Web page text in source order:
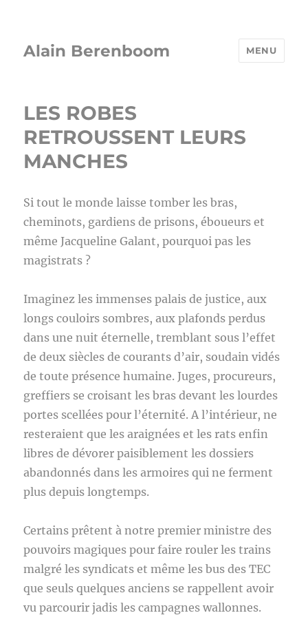
Alain Berenboom MENU
LES ROBES
RETROUSSENT LEURS
MANCHES
Si tout le monde laisse tomber les bras,
cheminots, gardiens de prisons, éboueurs et
même Jacqueline Galant, pourquoi pas les
magistrats ?
Imaginez les immenses palais de justice, aux
longs couloirs sombres, aux plafonds perdus
dans une nuit éternelle, tremblant sous l’effet
de deux siècles de courants d’air, soudain vidés
de toute présence humaine. Juges, procureurs,
greffiers se croisant les bras devant les lourdes
portes scellées pour l’éternité. A l’intérieur, ne
resteraient que les araignées et les rats enfin
libres de dévorer paisiblement les dossiers
abandonnés dans les armoires qui ne ferment
plus depuis longtemps.
Certains prêtent à notre premier ministre des
pouvoirs magiques pour faire rouler les trains
malgré les syndicats et même les bus des TEC
que seuls quelques anciens se rappellent avoir
vu parcourir jadis les campagnes wallonnes.